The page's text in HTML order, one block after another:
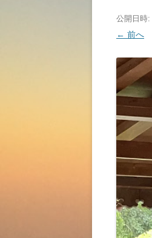
公開日時:
← 前へ